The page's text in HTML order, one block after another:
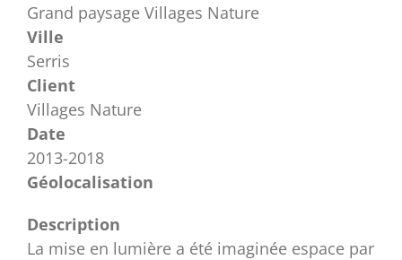
Grand paysage Villages Nature
Ville
Serris
Client
Villages Nature
Date
2013-2018
Géolocalisation
Description
La mise en lumière a été imaginée espace par